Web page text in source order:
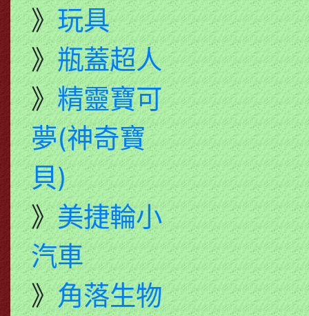
》玩具
》瓶蓋超人
》精靈寶可
夢(神奇寶
貝)
》美捷輪小
汽車
》角落生物